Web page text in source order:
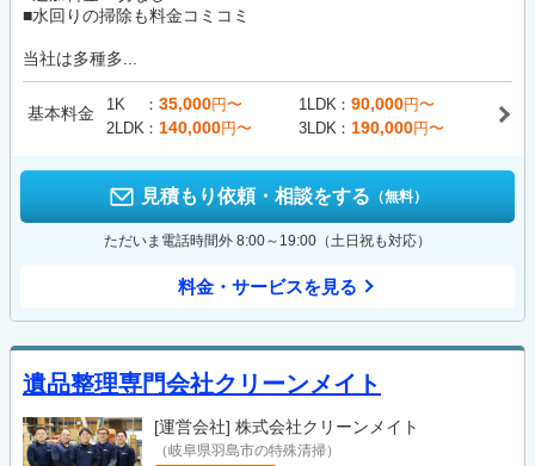
■水回りの掃除も料金コミコミ
当社は多種多...
基本料金 1K 35,000円〜 1LDK 90,000円〜
2LDK
140,000円〜 3LDK 190,000円〜
見積もり依頼・相談をする （無料）
ただいま電話時間外 8:00～19:00（土日祝も対応）
料金・サービスを見る
遺品整理専門会社クリーンメイト
[運営会社] 株式会社クリーンメイト
（岐阜県羽島市の特殊清掃）